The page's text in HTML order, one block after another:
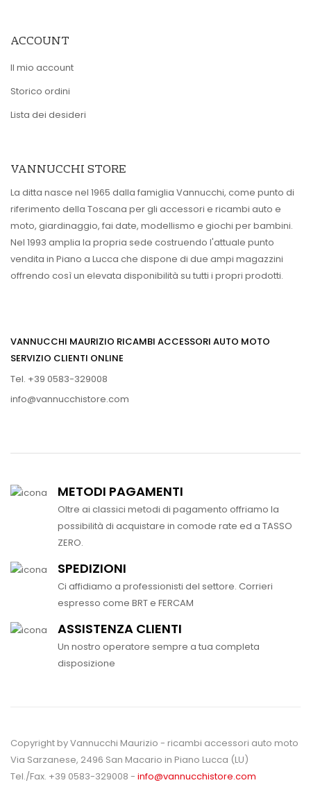
ACCOUNT
Il mio account
Storico ordini
Lista dei desideri
VANNUCCHI STORE
La ditta nasce nel 1965 dalla famiglia Vannucchi, come punto di
riferimento della Toscana per gli accessori e ricambi auto e
moto, giardinaggio, fai date, modellismo e giochi per bambini.
Nel 1993 amplia la propria sede costruendo l'attuale punto
vendita in Piano a Lucca che dispone di due ampi magazzini
offrendo così un elevata disponibilità su tutti i propri prodotti.
VANNUCCHI MAURIZIO RICAMBI ACCESSORI AUTO MOTO
SERVIZIO CLIENTI ONLINE
Tel. +39 0583-329008
info@vannucchistore.com
METODI PAGAMENTI
Oltre ai classici metodi di pagamento offriamo la
possibilità di acquistare in comode rate ed a TASSO
ZERO.
SPEDIZIONI
Ci affidiamo a professionisti del settore. Corrieri
espresso come BRT e FERCAM
ASSISTENZA CLIENTI
Un nostro operatore sempre a tua completa
disposizione
Copyright by Vannucchi Maurizio - ricambi accessori auto moto
Via Sarzanese, 2496 San Macario in Piano Lucca (LU)
Tel./Fax. +39 0583-329008 - info@vannucchistore.com